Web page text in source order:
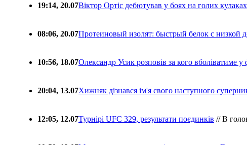
19:14, 20.07Віктор Ортіс дебютував у боях на голих
08:06, 20.07Протеиновый изолят: быстрый белок с низкой
10:56, 18.07Олександр Усик розповів за кого вболіватиме
20:04, 13.07Хижняк дізнався ім'я свого наступного
12:05, 12.07Турнірі UFC 329, результати поєдинків // В